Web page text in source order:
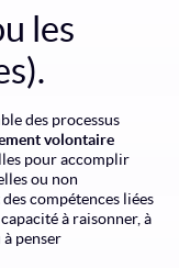
les
des processus
volontaire
pour accomplir
ou non
compétences liées
à raisonner, à
penser